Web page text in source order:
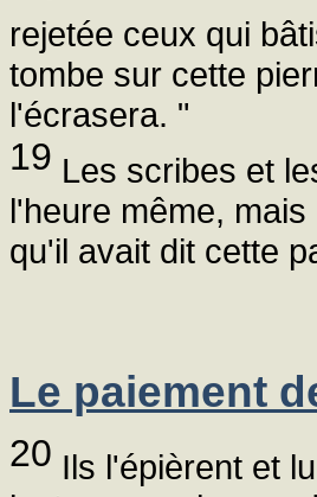
rejetée ceux qui
tombe sur cette
l'écrasera. "
19 Les scribes et
l'heure même,
qu'il avait dit cette
Le paiement
20 Ils l'épièrent et